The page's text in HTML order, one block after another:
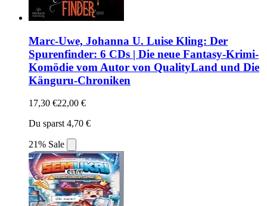
Marc-Uwe, Johanna U. Luise Kling: Der
Spurenfinder: 6 CDs | Die neue Fantasy-Krimi-
Komödie vom Autor von QualityLand und Die
Känguru-Chroniken
17,30 €22,00 €
Du sparst 4,70 €
21% Sale